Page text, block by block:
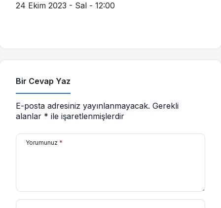
24 Ekim 2023 - Sal - 12:00
Bir Cevap Yaz
E-posta adresiniz yayınlanmayacak. Gerekli
alanlar * ile işaretlenmişlerdir
Yorumunuz *